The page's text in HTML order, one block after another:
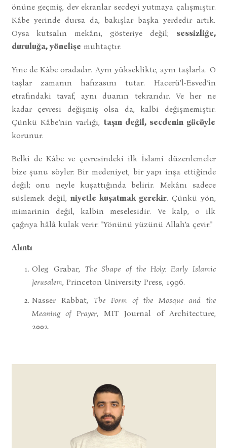
önüne geçmiş, dev ekranlar secdeyi yutmaya çalışmıştır.
Kâbe yerinde dursa da, bakışlar başka yerdedir artık.
Oysa kutsalın mekânı, gösteriye değil; sessizliğe,
duruluğa, yönelişe muhtaçtır.
Yine de Kâbe oradadır. Aynı yükseklikte, aynı taşlarla. O
taşlar zamanın hafızasını tutar. Hacerü’l-Esved’in
etrafındaki tavaf, aynı duanın tekrarıdır. Ve her ne
kadar çevresi değişmiş olsa da, kalbi değişmemiştir.
Çünkü Kâbe’nin varlığı, taşın değil, secdenin gücüyle
korunur.
Belki de Kâbe ve çevresindeki ilk İslami düzenlemeler
bize şunu söyler: Bir medeniyet, bir yapı inşa ettiğinde
değil; onu neyle kuşattığında belirir. Mekânı sadece
süslemek değil, niyetle kuşatmak gerekir. Çünkü yön,
mimarinin değil, kalbin meselesidir. Ve kalp, o ilk
çağrıya hâlâ kulak verir: "Yönünü yüzünü Allah’a çevir."
Alıntı
Oleg Grabar, The Shape of the Holy: Early Islamic
Jerusalem, Princeton University Press, 1996.
Nasser Rabbat,The Form of the Mosque and the
Meaning of Prayer, MIT Journal of Architecture,
2002.